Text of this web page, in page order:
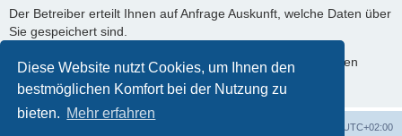
Diese Website nutzt Cookies, um Ihnen den
bestmöglichen Komfort bei der Nutzung zu
bieten. Mehr erfahren
Der Betreiber erteilt Ihnen auf Anfrage Auskunft, welche Daten über
Sie gespeichert sind.
Sie können jederzeit die Löschung bzw. Sperrung Ihrer Daten
verlangen. Kontaktieren Sie hierzu bitte den Betreiber.
UTC+02:00